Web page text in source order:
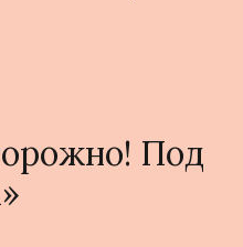
Под